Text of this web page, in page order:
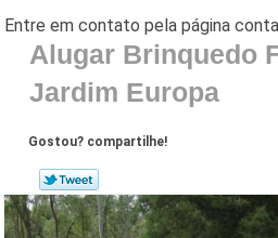
Alugar Brinquedo
Jardim Europa
Gostou? compartilhe!